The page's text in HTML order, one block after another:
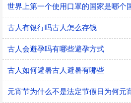
古人有银行吗古人怎么存钱
古人会避孕吗有哪些避孕方式
古人如何避暑古人避暑有哪些
元宵节为什么不是法定节假日为何元